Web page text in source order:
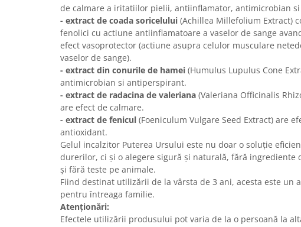
de calmare a iritatiilor pielii, antiinflamator, antimicrobian
- extract de coada soricelului (Achillea Millefolium Extract)
fenolici cu actiune antiinflamatoare a vaselor de sange
efect vasoprotector (actiune asupra celulor musculare
vaselor de sange).
- extract din conurile de hamei (Humulus Lupulus Cone
antimicrobian si antiperspirant.
- extract de radacina de valeriana (Valeriana Officinalis
are efect de calmare.
- extract de fenicul (Foeniculum Vulgare Seed Extract) are
antioxidant.
Gelul incalzitor Puterea Ursului este nu doar o soluție
durerilor, ci și o alegere sigură și naturală, fără ingrediente
și fără teste pe animale.
Fiind destinat utilizării de la vârsta de 3 ani, acesta este un
pentru întreaga familie.
Atenționări:
Efectele utilizării produsului pot varia de la o persoană la